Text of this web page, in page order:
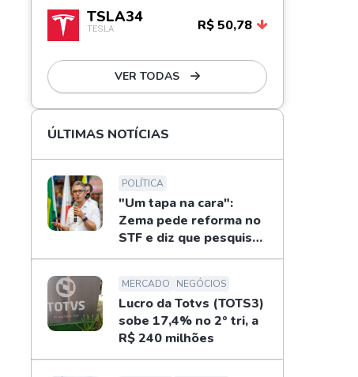
TSLA34
TESLA R$ 50,78
VER TODAS
ÚLTIMAS NOTÍCIAS
POLÍTICA
"Um tapa na cara":
Zema pede reforma no
STF e diz que pesquisas
não definem eleições
MERCADO NEGÓCIOS
Lucro da Totvs (TOTS3)
sobe 17,4% no 2º tri, a
R$ 240 milhões